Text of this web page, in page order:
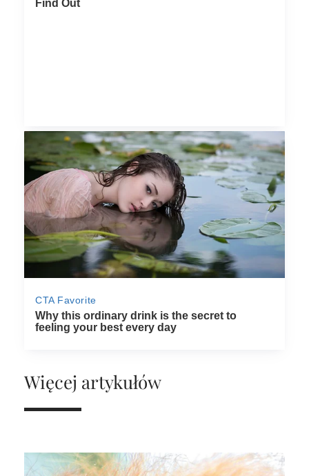
Więcej artykułów